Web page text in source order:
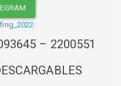
– 2200551